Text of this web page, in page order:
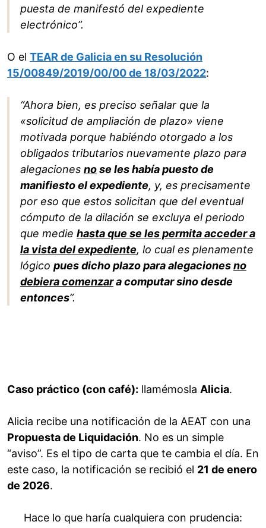
puesta de manifestó del expediente
electrónico”.
O el TEAR de Galicia en su Resolución
15/00849/2019/00/00 de 18/03/2022:
“Ahora bien, es preciso señalar que la
«solicitud de ampliación de plazo» viene
motivada porque habiéndo otorgado a los
obligados tributarios nuevamente plazo para
alegaciones nose les había puesto de
manifiesto el expediente, y, es precisamente
por eso que estos solicitan que del eventual
cómputo de la dilación se excluya el periodo
que medie hasta que se les permita acceder a
la vista del expediente, lo cual es plenamente
lógico pues dicho plazo para alegacionesno
debiera comenzara computar sino desde
entonces”.
Caso práctico (con café): llamémosla Alicia.
Alicia recibe una notificación de la AEAT con una
Propuesta de Liquidación. No es un simple
“aviso”. Es el tipo de carta que te cambia el día. En
este caso, la notificación se recibió el 21 de enero
de 2026.
Hace lo que haría cualquiera con prudencia: